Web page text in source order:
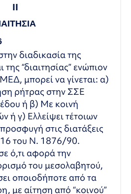
ΙΙ
διαδικασία της
“διαιτησίας” ενώπιον
μπορεί να γίνεται: α)
ρήτρας στην ΣΣΕ
ή β) Με κοινή
ή γ) Ελλείψει τέτοιων
στις διατάξεις
του Ν. 1876/90.
ό,τι αφορά την
του μεσολαβητού,
οποιοδήποτε από τα
με αίτηση από “κοινού”